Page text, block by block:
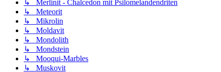
↳ Merlinit - Chalcedon mit Psilomelandendriten
↳ Meteorit
↳ Mikrolin
↳ Moldavit
↳ Mondolith
↳ Mondstein
↳ Mooqui-Marbles
↳ Muskovit